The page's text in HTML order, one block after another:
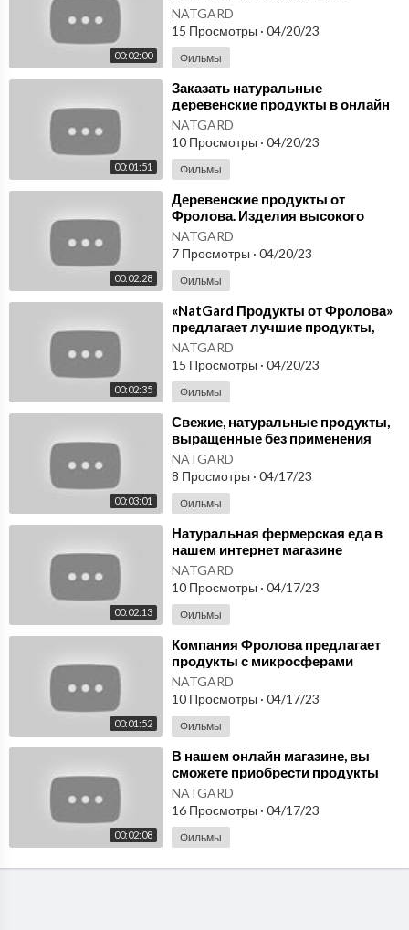
00:02:00
бытовые изделия с
микросферами NatGard.
NATGARD
15 Просмотры · 04/20/23
Фильмы
00:01:51
⁣Заказать натуральные
деревенские продукты в онлайн
магазине NatGard. Микросферы в
Москве
NATGARD
10 Просмотры · 04/20/23
Фильмы
00:02:28
⁣Деревенские продукты от
Фролова. Изделия высокого
качества с микросферами в
онлайн магазине NatGard
NATGARD
7 Просмотры · 04/20/23
Фильмы
00:02:35
⁣«NatGard Продукты от Фролова»
предлагает лучшие продукты,
которые вкусны и полезны для
здоровья
NATGARD
15 Просмотры · 04/20/23
Фильмы
00:03:01
⁣Свежие, натуральные продукты,
выращенные без применения
антибиотиков, ГМО Продукты от
Фролова
NATGARD
8 Просмотры · 04/17/23
Фильмы
00:02:13
⁣Натуральная фермерская еда в
нашем интернет магазине
NatGard Продукты от Фролова
Микросферы
NATGARD
10 Просмотры · 04/17/23
Фильмы
00:01:52
⁣Компания Фролова предлагает
продукты с микросферами
высокого качества. Интернет-
магазин NatGard.
NATGARD
10 Просмотры · 04/17/23
Фильмы
00:02:08
⁣В нашем онлайн магазине, вы
сможете приобрести продукты
высокого качества, содержащие
микросферы.
NATGARD
16 Просмотры · 04/17/23
Фильмы